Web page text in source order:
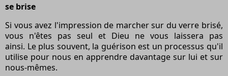
se brise
Si vous avez l'impression de marcher sur du verre brisé,
vous n'êtes pas seul et Dieu ne vous laissera pas
ainsi. Le plus souvent, la guérison est un processus qu'il
utilise pour nous en apprendre davantage sur lui et sur
nous-mêmes.